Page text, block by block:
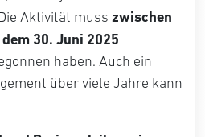
Aktivität muss zwischen
30. Juni 2025
haben. Auch ein
über viele Jahre kann